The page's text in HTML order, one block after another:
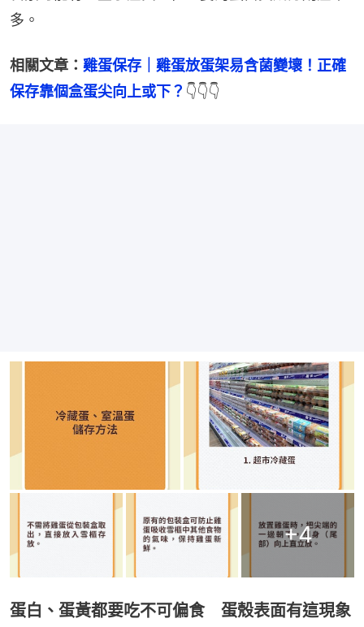
多。
相關文章： 雞蛋保存｜雞蛋放蛋架易含菌變壞！正確
保存靠個盒蛋尖向上或下？ 👇👇👇
+4
蛋白、蛋黃都要吃不可偏食 蛋殼表面有這現象